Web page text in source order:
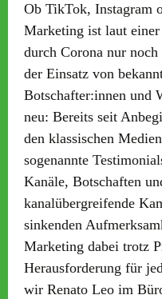
Ob TikTok, Instagram
Marketing ist laut einer
durch Corona nur
der Einsatz von
Botschafter:innen und
neu: Bereits seit
den klassischen
sogenannte
Kanäle, Botschaften
kanalübergreifende
sinkenden
Marketing dabei trotz
Herausforderung für
wir Renato Leo im